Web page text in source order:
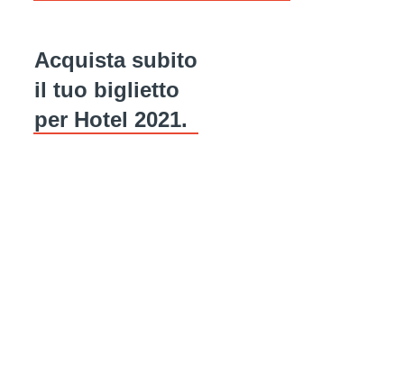
Acquista subito
il tuo biglietto
per Hotel 2021.